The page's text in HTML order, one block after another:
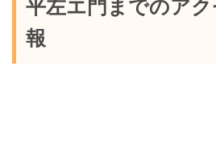
平左エ門までのア
報